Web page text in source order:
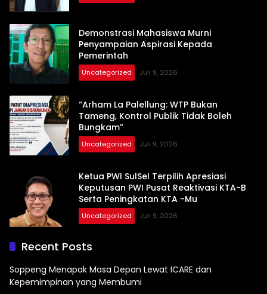
Demonstrasi Mahasiswa Murni
Penyampaian Aspirasi Kepada
Pemerintah
Uncategorized Juli 9, 2026
“Arham La Palellung: WTP Bukan
Tameng, Kontrol Publik Tidak Boleh
Bungkam”
Uncategorized Juli 9, 2026
Ketua PWI SulSel Terpilih Apresiasi
Keputusan PWI Pusat Reaktivasi KTA-B
Serta Peningkatan KTA -Mu
Uncategorized Juli 9, 2026
Recent Posts
Soppeng Menapak Masa Depan Lewat ICARE dan
Kepemimpinan yang Membumi